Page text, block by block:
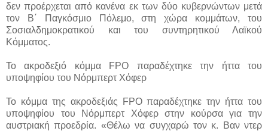
δεν προέρχεται από κανένα εκ των δύο κυβερνώντων μετά
τον Β΄ Παγκόσμιο Πόλεμο, στη χώρα κομμάτων, του
Σοσιαλδημοκρατικού και του συντηρητικού Λαϊκού
Κόμματος.
Το ακροδεξιό κόμμα FPΟ παραδέχτηκε την ήττα του
υποψηφίου του Νόρμπερτ Χόφερ
Το κόμμα της ακροδεξιάς FPΟ παραδέχτηκε την ήττα του
υποψηφίου του Νόρμπερτ Χόφερ στην κούρσα για την
αυστριακή προεδρία. «Θέλω να συγχαρώ τον κ. Βαν ντερ